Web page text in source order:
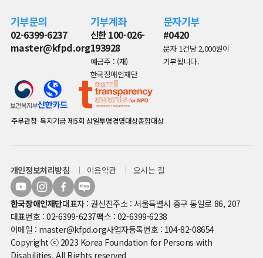
기부문의
02-6399-6237
master@kfpd.org
기부계좌
신한 100-026-
193928
예금주 : (재)
한국장애인재단
문자기부
#0420
문자 1건당 2,000원이
기부됩니다.
주무관청 복지기금제5회 삼일투명경영대상종합대상
개인정보처리방침 이용약관 오시는 길
한국장애인재단대표자 : 권선진주소 : 서울특별시 중구 통일로 86, 207
대표번호 : 02-6399-6237팩스 : 02-6399-6238
이메일 : master@kfpd.org사업자등록번호 : 104-82-08654
Copyright ⓒ 2023 Korea Foundation for Persons with
Disabilities. All Rights reserved